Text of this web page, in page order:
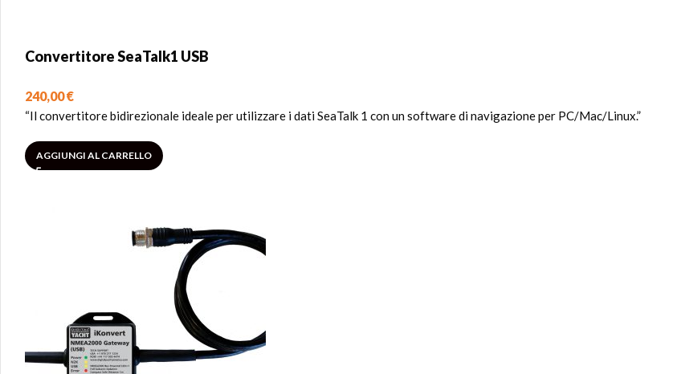
Convertitore SeaTalk1 USB
240,00€
“Il convertitore bidirezionale ideale per utilizzare i dati SeaTalk 1 con un software di navigazione per PC/Mac/Linux.”
AGGIUNGI AL CARRELLO